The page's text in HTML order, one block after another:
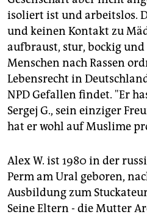
isoliert ist und arbeitslos.
und keinen Kontakt zu
aufbraust, stur, bockig
Menschen nach Rassen
Lebensrecht in
NPD Gefallen findet. "Er
Sergej G., sein einziger
hat er wohl auf Muslime
Alex W. ist 1980 in der
Perm am Ural geboren,
Ausbildung zum
Seine Eltern - die Mutter